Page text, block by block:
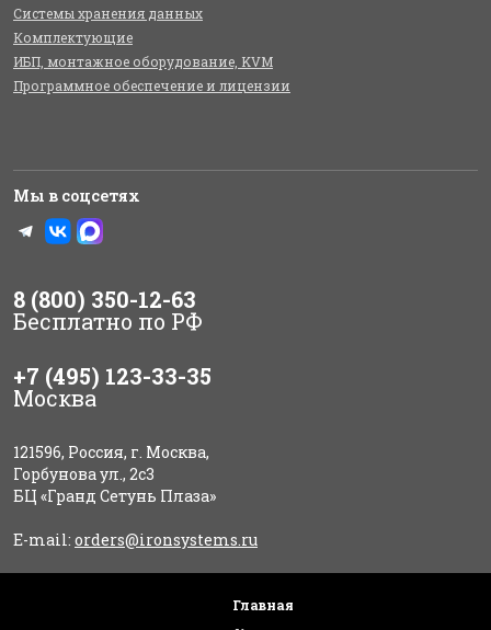
Системы хранения данных
Комплектующие
ИБП, монтажное оборудование, KVM
Программное обеспечение и лицензии
Мы в соцсетях
8 (800) 350-12-63
Бесплатно по РФ
+7 (495) 123-33-35
Москва
121596, Россия, г. Москва,
Горбунова ул., 2с3
БЦ «Гранд Сетунь Плаза»
E-mail: orders@ironsystems.ru
Главная